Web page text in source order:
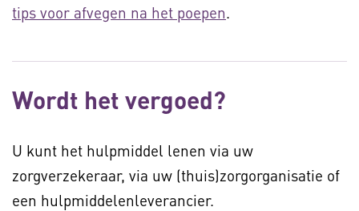
tips voor afvegen na het poepen.
Wordt het vergoed?
U kunt het hulpmiddel lenen via uw
zorgverzekeraar, via uw (thuis)zorgorganisatie of
een hulpmiddelenleverancier.